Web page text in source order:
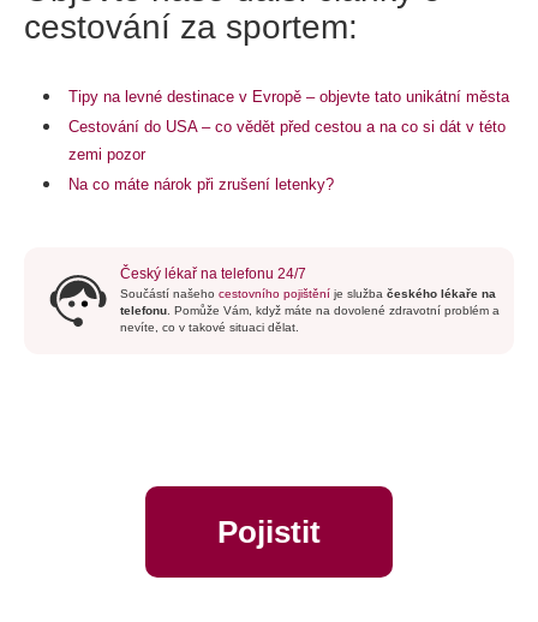
cestování za sportem:
Tipy na levné destinace v Evropě – objevte tato unikátní města
Cestování do USA – co vědět před cestou a na co si dát v této
zemi pozor
Na co máte nárok při zrušení letenky?
Český lékař na telefonu 24/7
Součástí našeho cestovního pojištěníje služba českého lékaře na
telefonu. Pomůže Vám, když máte na dovolené zdravotní problém a
nevíte, co v takové situaci dělat.
Pojistit